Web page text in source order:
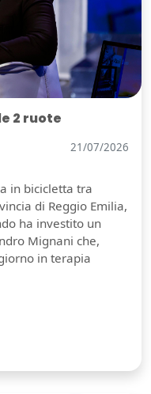
2 ruote
21/07/2026
in bicicletta tra
di Reggio Emilia,
ha investito un
Mignani che,
in terapia